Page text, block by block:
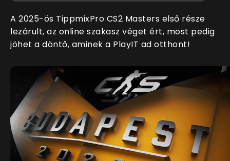
A 2025-ös TippmixPro CS2 Masters első része
lezárult, az online szakasz véget ért, most pedig
jöhet a döntő, aminek a PlayIT ad otthont!